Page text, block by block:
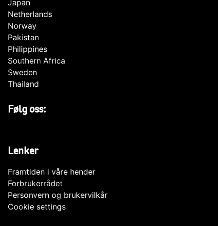
Japan
Netherlands
Norway
Pakistan
Philippines
Southern Africa
Sweden
Thailand
Følg oss:
Lenker
Framtiden i våre hender
Forbrukerrådet
Personvern og brukervilkår
Cookie settings